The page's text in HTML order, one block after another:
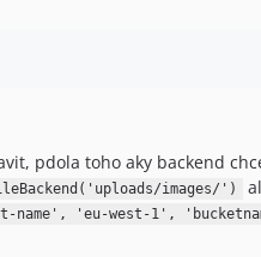
pdola toho aky backend
images/')
'eu-west-1',